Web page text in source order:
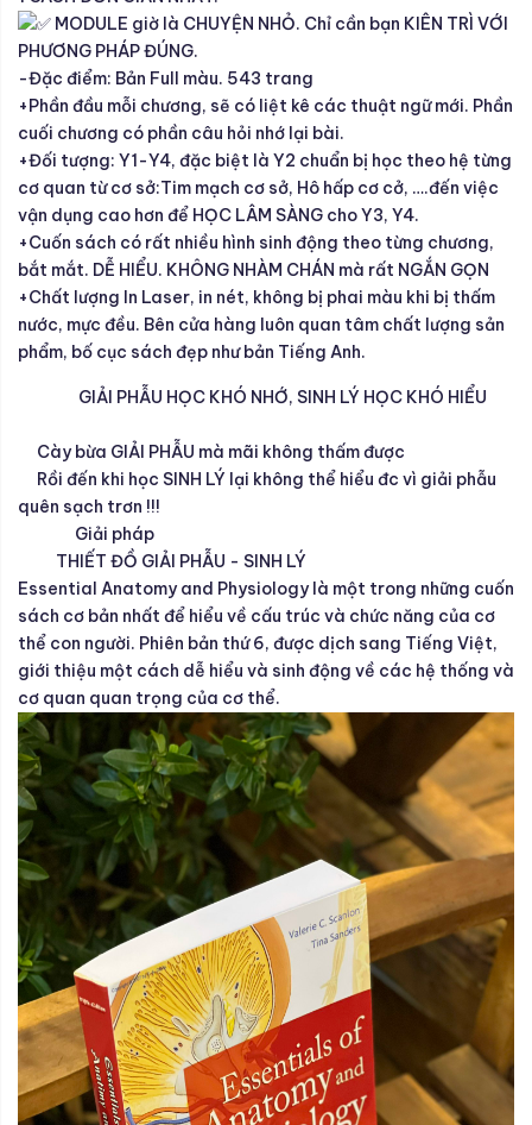
MODULE giờ là CHUYỆN NHỎ. Chỉ cần bạn KIÊN TRÌ VỚI
PHƯƠNG PHÁP ĐÚNG.
-Đặc điểm: Bản Full màu. 543 trang
+Phần đầu mỗi chương, sẽ có liệt kê các thuật ngữ mới. Phần
cuối chương có phần câu hỏi nhớ lại bài.
+Đối tượng: Y1-Y4, đặc biệt là Y2 chuẩn bị học theo hệ từng
cơ quan từ cơ sở:Tim mạch cơ sở, Hô hấp cơ cở, ….đến việc
vận dụng cao hơn để HỌC LÂM SÀNG cho Y3, Y4.
+Cuốn sách có rất nhiều hình sinh động theo từng chương,
bắt mắt. DỄ HIỂU. KHÔNG NHÀM CHÁN mà rất NGẮN GỌN
+Chất lượng In Laser, in nét, không bị phai màu khi bị thấm
nước, mực đều. Bên cửa hàng luôn quan tâm chất lượng sản
phẩm, bố cục sách đẹp như bản Tiếng Anh.
GIẢI PHẪU HỌC KHÓ NHỚ, SINH LÝ HỌC KHÓ HIỂU
Cày bừa GIẢI PHẪU mà mãi không thấm được
Rồi đến khi học SINH LÝ lại không thể hiểu đc vì giải phẫu
quên sạch trơn !!!
Giải pháp
THIẾT ĐỒ GIẢI PHẪU - SINH LÝ
Essential Anatomy and Physiology là một trong những cuốn
sách cơ bản nhất để hiểu về cấu trúc và chức năng của cơ
thể con người. Phiên bản thứ 6, được dịch sang Tiếng Việt,
giới thiệu một cách dễ hiểu và sinh động về các hệ thống và
cơ quan quan trọng của cơ thể.